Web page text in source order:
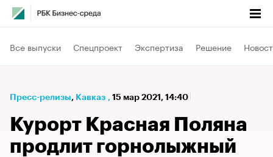
Все выпуски Спецпроект Экспертиза Решение
Пресс-релизы⁠, Кавказ , 15 мар 2021, 14:40
Курорт Красная Поляна
продлит горнолыжный